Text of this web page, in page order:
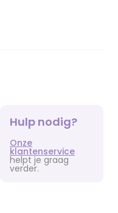
Hulp nodig?
Onze
klantenservice
helpt je graag
verder.